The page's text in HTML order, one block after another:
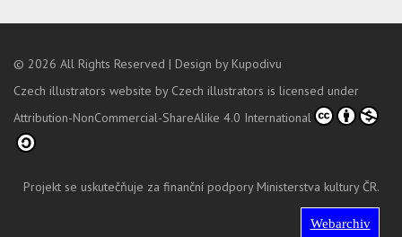
© 2026 All Rights Reserved | Design by Kupodivu
Czech illustrators website by Czech illustrators is licensed under
Attribution-NonCommercial-ShareAlike 4.0 International
Projekt se uskutečňuje za finanční podpory Ministerstva kultury ČR.
Webarchiv